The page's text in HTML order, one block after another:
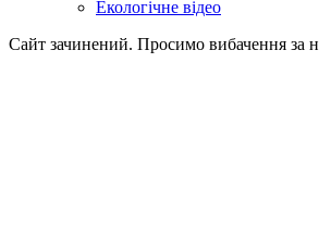
Екологічне відео
Сайт зачинений. Просимо вибачення за